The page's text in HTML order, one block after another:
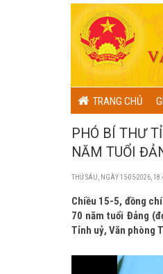
TRANG CHỦ
PHÓ BÍ THƯ
NĂM TUỔI
THỨ SÁU, NGÀY 15-05-2026,
Chiều 15-5, đồng
70 năm tuổi Đảng
Tỉnh uỷ, Văn phòng